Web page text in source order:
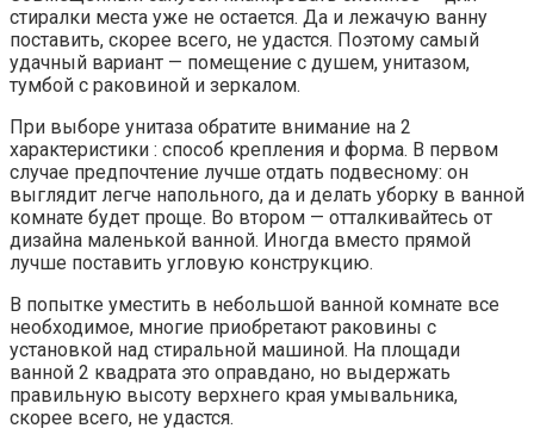
стиралки места уже не остается. Да и лежачую ванну
поставить, скорее всего, не удастся. Поэтому самый
удачный вариант — помещение с душем, унитазом,
тумбой с раковиной и зеркалом.
При выборе унитаза обратите внимание на 2
характеристики : способ крепления и форма. В первом
случае предпочтение лучше отдать подвесному: он
выглядит легче напольного, да и делать уборку в ванной
комнате будет проще. Во втором — отталкивайтесь от
дизайна маленькой ванной. Иногда вместо прямой
лучше поставить угловую конструкцию.
В попытке уместить в небольшой ванной комнате все
необходимое, многие приобретают раковины с
установкой над стиральной машиной. На площади
ванной 2 квадрата это оправдано, но выдержать
правильную высоту верхнего края умывальника,
скорее всего, не удастся.